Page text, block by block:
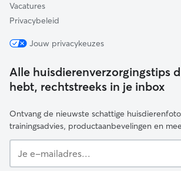
Vacatures
Privacybeleid
Jouw privacykeuzes
Alle huisdierenverzorgingstips
hebt, rechtstreeks in je inbox
Ontvang de nieuwste schattige
trainingsadvies, productaanbevelingen en
e-